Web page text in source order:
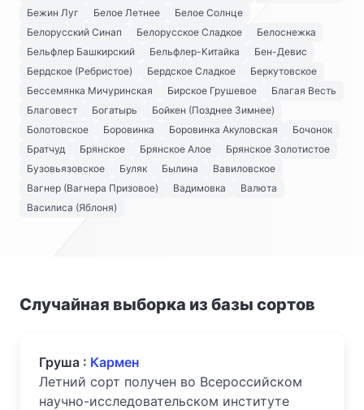
Бежин Луг
Белое Летнее
Белое Солнце
Белорусский Синап
Белорусское Сладкое
Белоснежка
Бельфлер Башкирский
Бельфлер-Китайка
Бен-Девис
Бердское (Ребристое)
Бердское Сладкое
Беркутовское
Бессемянка Мичуринская
Бирское Грушевое
Благая Весть
Благовест
Богатырь
Бойкен (Позднее Зимнее)
Болотовское
Боровинка Боровинка Акуловская
Бочонок
Братчуд
Брянское Брянское Алое
Брянское Золотистое
Бузовьязовское
Буляк Былина
Вавиловское
Вагнер (Вагнера Призовое)
Вадимовка
Валюта
Василиса (Яблоня)
Случайная выборка из базы сортов
Груша : Кармен
Летний сорт получен во Всероссийском
научно-исследовательском институте